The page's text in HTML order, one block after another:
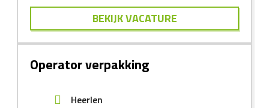
BEKIJK VACATURE
Operator verpakking
Heerlen